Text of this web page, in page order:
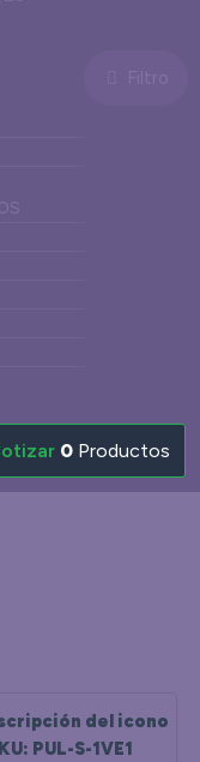
0 Productos
PUL-S-1VE1